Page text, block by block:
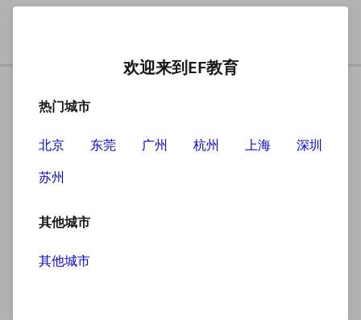
欢迎来到EF教育
热门城市
北京 东莞 广州 杭州 上海
深圳
苏州
其他城市
其他城市